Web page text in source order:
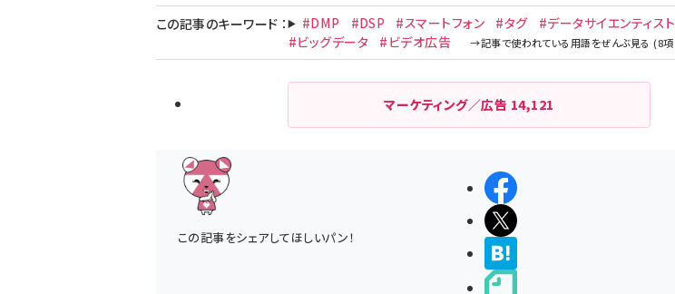
この記事のキーワード ： #DMP #DSP #スマートフォン #タグ
#データサイエンティスト
#ビッグデータ
#ビデオ広告
マーケティング／広告 14,121
この記事をシェアしてほしいパン！
シェアする
ポストする